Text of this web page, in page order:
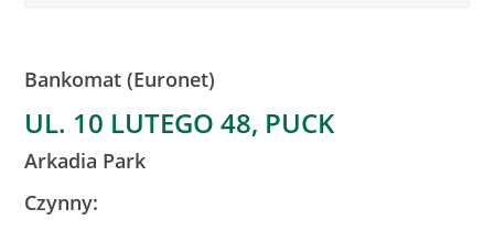
Bankomat (Euronet)
UL. 10 LUTEGO 48, PUCK
Arkadia Park
Czynny: